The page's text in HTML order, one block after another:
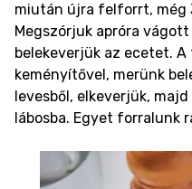
miután újra felforrt, még
Megszórjuk apróra
belekeverjük az ecetet.
keményítővel, merünk
levesből, elkeverjük,
lábosba. Egyet forralunk